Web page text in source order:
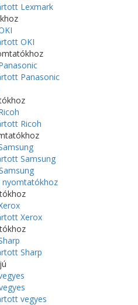
Lexmark
OKI
Panasonic
Ricoh
Samsung
nyomtatókhoz
Xerox
Sharp
vegyes